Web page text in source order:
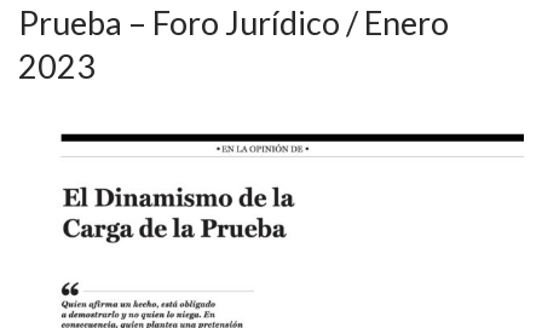
Prueba – Foro Jurídico / Enero
2023